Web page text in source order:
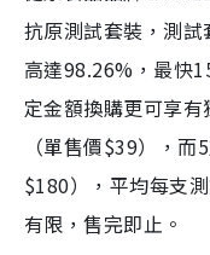
抗原測試套裝，測
高達98.26%，最快
定金額換購更可享
（單售價$39），
$180），平均每支
有限，售完即止。